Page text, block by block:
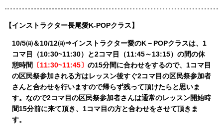
【インストラクター長尾愛K-POPクラス】
10/5㈰＆10/12㈰⇒インストラクター愛のK－POPクラスは、1
コマ目（10:30~11:30）と2コマ目（11:45～13:15）の間の休
憩時間 〔11:30~11:45〕 の15分間に合わせをするので、1コマ目
の区民祭参加される方はレッスン後すぐ2コマ目の区民祭参加者
さんと合わせを行いますので帰らず残って頂けたらと思いま
す。なので2コマ目の区民祭参加者さんは通常のレッスン開始時
間15分前に来て頂き、1コマ目の方と合わせをさせて頂きま
す。